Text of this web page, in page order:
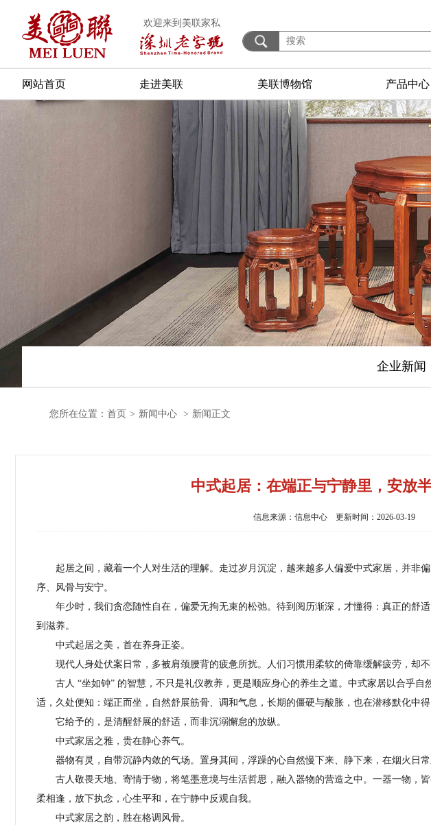
欢迎来到美联家私
网站首页 走进美联 美联博物馆 产品中心
企业新闻
您所在位置： 首页 > 新闻中心 > 新闻正文
中式起居：在端正与宁静里，安放
信息来源：信息中心 更新时间：2026-03-19
起居之间，藏着一个人对生活的理解。走过岁月沉淀，越来越多人偏爱中式家居，并非
序、风骨与安宁。
年少时，我们贪恋随性自在，偏爱无拘无束的松弛。待到阅历渐深，才懂得：真正的舒
到滋养。
中式起居之美，首在养身正姿。
现代人身处伏案日常，多被肩颈腰背的疲惫所扰。人们习惯用柔软的倚靠缓解疲劳，却
古人 “坐如钟” 的智慧，不只是礼仪教养，更是顺应身心的养生之道。中式家居以合乎
适，久处便知：端正而坐，自然舒展筋骨、调和气息，长期的僵硬与酸胀，也在潜移默化中得
它给予的，是清醒舒展的舒适，而非沉溺懈怠的放纵。
中式家居之雅，贵在静心养气。
器物有灵，自带沉静内敛的气场。置身其间，浮躁的心自然慢下来、静下来，在烟火日常
古人敬畏天地、寄情于物，将笔墨意境与生活哲思，融入器物的营造之中。一器一物，
柔相逢，放下执念，心生平和，在宁静中反观自我。
中式家居之韵，胜在格调风骨。